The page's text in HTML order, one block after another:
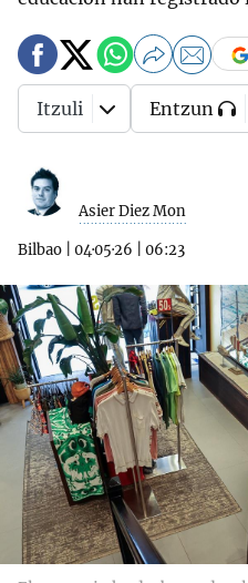
Asier Diez Mon
Bilbao 04·05·26 06:23
Itzuli Entzun